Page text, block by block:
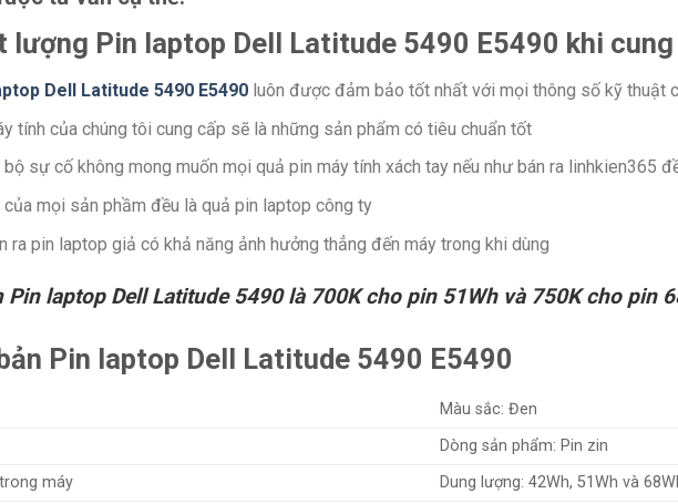
lượng Pin laptop Dell Latitude 5490 E5490 khi cung
Dell Latitude 5490 E5490 luôn được đảm bảo tốt nhất với mọi thông số kỹ thuật
tính của chúng tôi cung cấp sẽ là những sản phẩm có tiêu chuẩn tốt
bộ sự cố không mong muốn mọi quả pin máy tính xách tay nếu như bán ra linhkien365
mọi sản phầm đều là quả pin laptop công ty
ra pin laptop giả có khả năng ảnh hưởng thẳng đến máy trong khi dùng
Pin laptop Dell Latitude 5490 là 700K cho pin 51Wh và 750K cho pin
Pin laptop Dell Latitude 5490 E5490
Màu sắc: Đen
Dòng sản phẩm: Pin zin
máy
Dung lượng: 42Wh, 51Wh và